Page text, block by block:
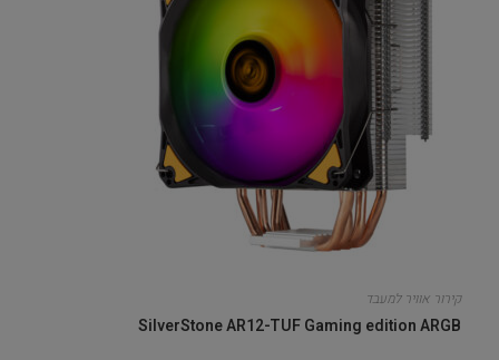
קירור אוויר למעבד
SilverStone AR12-TUF Gaming edition ARGB